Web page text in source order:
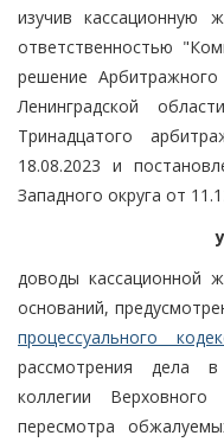
изучив кассационную
ответственностью
решение
Ленинградской
Тринадцатого
18.08.2023 и
Западного округа от
доводы кассационной
оснований,
процессуального
рассмотрения дела
коллегии
пересмотра